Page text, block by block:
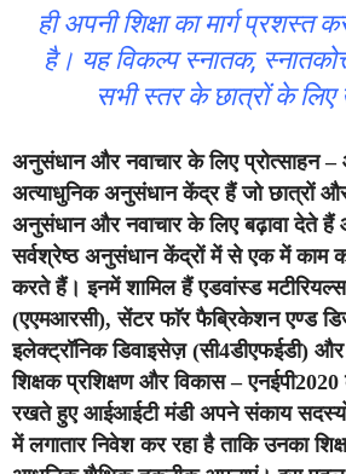
ही अपनी शिक्षा का मार्ग प्रशस्त
है। यह विकल्प स्नातक,
सभी स्तर के छात्रों के
अनुसंधान और नवाचार के लिए प्रोत्साहन
अत्याधुनिक अनुसंधान केंद्र हैं जो छात्रों
अनुसंधान और नवाचार के लिए बढ़ावा देते
सर्वश्रेष्ठ अनुसंधान केंद्रों में से एक में काम
करते हैं। इनमें शामिल हैं एडवांस्ड
(एएमआरसी), सेंटर फाॅर फैब्रिकेशन एण्ड
इलेक्ट्रॉनिक डिवाइसेज़ (सी4डीएफईडी)
शिक्षक प्रशिक्षण और विकास – एनईपी2020
रखते हुए आईआईटी मंडी अपने संकाय सदस्यों
में लगातार निवेश कर रहा है ताकि उनका